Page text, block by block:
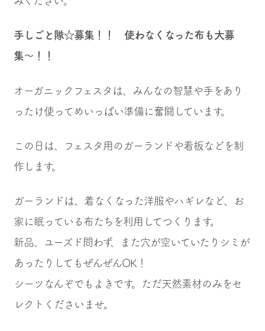
手しごと隊☆募集！！ 使わなくなった布も大募
集〜！！
オーガニックフェスタは、みんなの智慧や手をあり
ったけ使ってめいっぱい準備に奮闘しています。
この日は、フェスタ用のガーランドや看板などを制
作します。
ガーランドは、着なくなった洋服やハギレなど、お
家に眠っている布たちを利用してつくります。
新品、ユーズド問わず、また穴が空いていたりシミが
あったりしてもぜんぜんOK！
シーツなんぞでもよきです。ただ天然素材のみをセ
レクトくださいませ。